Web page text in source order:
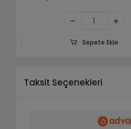
Sepete Ekle
Taksit Seçenekleri